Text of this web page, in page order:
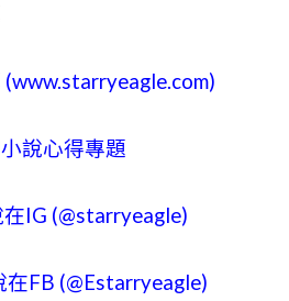
(www.starryeagle.com)
說心得專題
IG (@starryeagle)
FB (@Estarryeagle)